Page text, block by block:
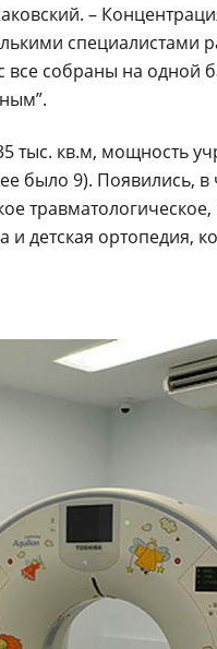
–
специалистами
собраны на одной
тыс. кв.м, мощность
было 9). Появились, в
и детская ортопедия,